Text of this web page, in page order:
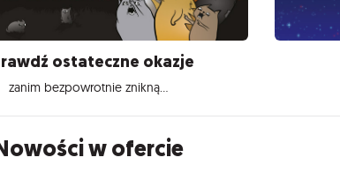
ostateczne okazje
zanim bezpowrotnie znikną...
w ofercie